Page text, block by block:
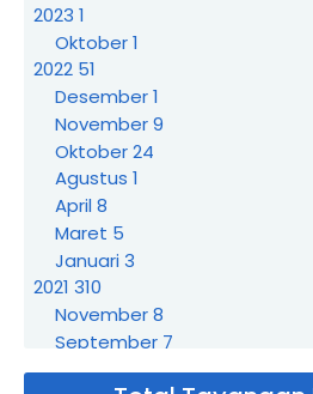
2023 1
Oktober1
2022 51
Desember1
November9
Oktober24
Agustus 1
April8
Maret 5
Januari3
2021 310
November8
September 7
Agustus3